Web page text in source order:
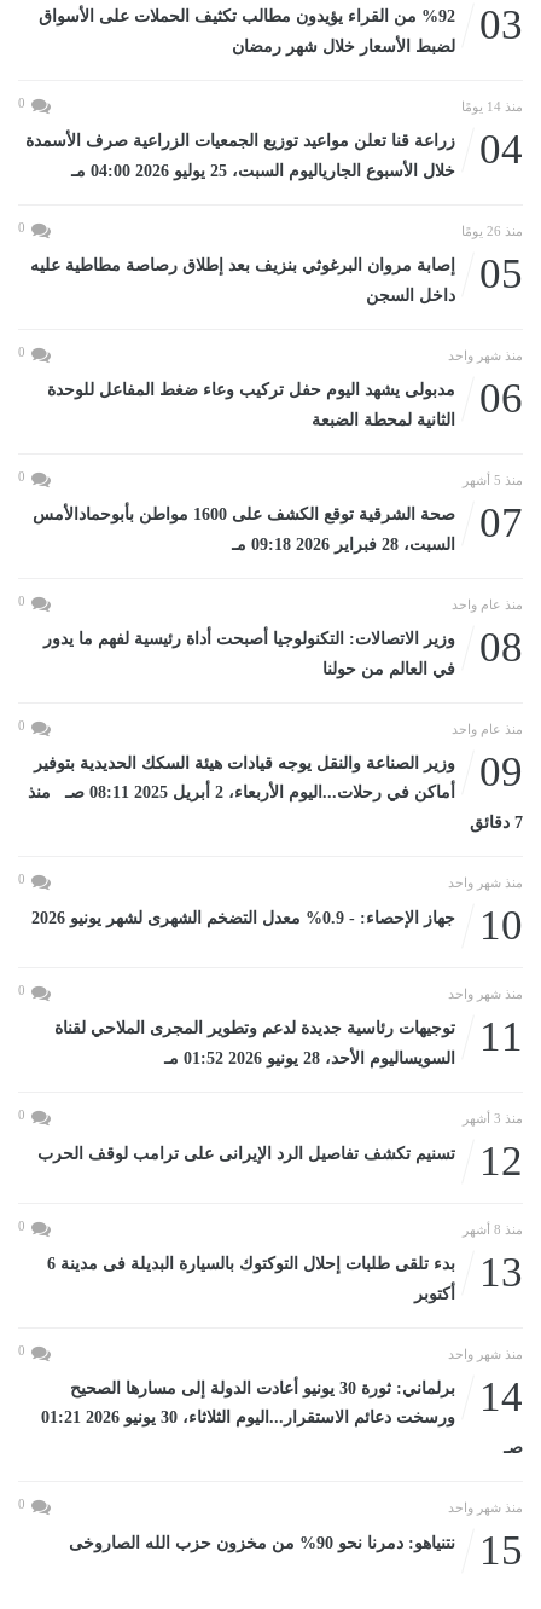
03
%92 من القراء يؤيدون مطالب تكثيف الحملات على الأسواق
لضبط الأسعار خلال شهر رمضان
منذ 14 يومًا 0
04
زراعة قنا تعلن مواعيد توزيع الجمعيات الزراعية صرف الأسمدة
خلال الأسبوع الجارياليوم السبت، 25 يوليو 2026 04:00 مـ
منذ 26 يومًا 0
05
إصابة مروان البرغوثي بنزيف بعد إطلاق رصاصة مطاطية عليه
داخل السجن
منذ شهر واحد 0
06
مدبولى يشهد اليوم حفل تركيب وعاء ضغط المفاعل للوحدة
الثانية لمحطة الضبعة
منذ 5 أشهر 0
07
صحة الشرقية توقع الكشف على 1600 مواطن بأبوحمادالأمس
السبت، 28 فبراير 2026 09:18 مـ
منذ عام واحد 0
08
وزير الاتصالات: التكنولوجيا أصبحت أداة رئيسية لفهم ما يدور
في العالم من حولنا
منذ عام واحد 0
09
وزير الصناعة والنقل يوجه قيادات هيئة السكك الحديدية بتوفير
أماكن في رحلات...اليوم الأربعاء، 2 أبريل 2025 08:11 صـ منذ
7 دقائق
منذ شهر واحد 0
10 جهاز الإحصاء: - 0.9% معدل التضخم الشهرى لشهر يونيو 2026
منذ شهر واحد 0
11
توجيهات رئاسية جديدة لدعم وتطوير المجرى الملاحي لقناة
السويساليوم الأحد، 28 يونيو 2026 01:52 مـ
منذ 3 أشهر 0
12 تسنيم تكشف تفاصيل الرد الإيرانى على ترامب لوقف الحرب
منذ 8 أشهر 0
13
بدء تلقى طلبات إحلال التوكتوك بالسيارة البديلة فى مدينة 6
أكتوبر
منذ شهر واحد 0
14
برلماني: ثورة 30 يونيو أعادت الدولة إلى مسارها الصحيح
ورسخت دعائم الاستقرار...اليوم الثلاثاء، 30 يونيو 2026 01:21
صـ
منذ شهر واحد 0
15 نتنياهو: دمرنا نحو 90% من مخزون حزب الله الصاروخى